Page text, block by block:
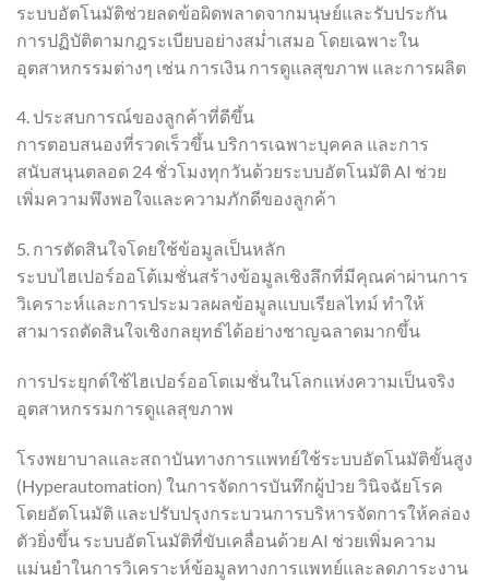
ระบบอัตโนมัติช่วยลดข้อผิดพลาดจากมนุษย์และรับประกัน
การปฏิบัติตามกฎระเบียบอย่างสม่ำเสมอ โดยเฉพาะใน
อุตสาหกรรมต่างๆ เช่น การเงิน การดูแลสุขภาพ และการผลิต
4. ประสบการณ์ของลูกค้าที่ดีขึ้น
การตอบสนองที่รวดเร็วขึ้น บริการเฉพาะบุคคล และการ
สนับสนุนตลอด 24 ชั่วโมงทุกวันด้วยระบบอัตโนมัติ AI ช่วย
เพิ่มความพึงพอใจและความภักดีของลูกค้า
5. การตัดสินใจโดยใช้ข้อมูลเป็นหลัก
ระบบไฮเปอร์ออโต้เมชั่นสร้างข้อมูลเชิงลึกที่มีคุณค่าผ่านการ
วิเคราะห์และการประมวลผลข้อมูลแบบเรียลไทม์ ทำให้
สามารถตัดสินใจเชิงกลยุทธ์ได้อย่างชาญฉลาดมากขึ้น
การประยุกต์ใช้ไฮเปอร์ออโตเมชั่นในโลกแห่งความเป็นจริง
อุตสาหกรรมการดูแลสุขภาพ
โรงพยาบาลและสถาบันทางการแพทย์ใช้ระบบอัตโนมัติขั้นสูง
(Hyperautomation) ในการจัดการบันทึกผู้ป่วย วินิจฉัยโรค
โดยอัตโนมัติ และปรับปรุงกระบวนการบริหารจัดการให้คล่อง
ตัวยิ่งขึ้น ระบบอัตโนมัติที่ขับเคลื่อนด้วย AI ช่วยเพิ่มความ
แม่นยำในการวิเคราะห์ข้อมูลทางการแพทย์และลดภาระงาน